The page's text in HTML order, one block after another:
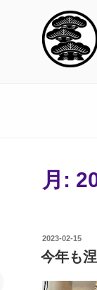
月:
投
稿
日:
2023-02-15
今年も